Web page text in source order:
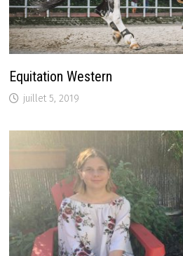
Equitation Western
juillet 5, 2019